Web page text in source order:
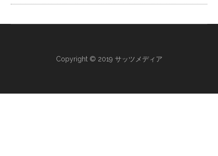
Copyright © 2019 サッツメディア